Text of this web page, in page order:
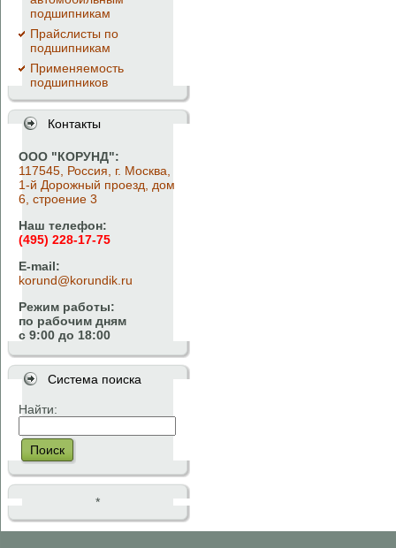
подшипникам
Прайслисты по
подшипникам
Применяемость
подшипников
Контакты
ООО "КОРУНД":
117545, Россия, г. Москва,
1-й Дорожный проезд, дом
6, строение 3
Наш телефон:
(495) 228-17-75
E-mail:
korund@korundik.ru
Режим работы:
по рабочим дням
с 9:00 до 18:00
Система поиска
Найти:
Поиск
*